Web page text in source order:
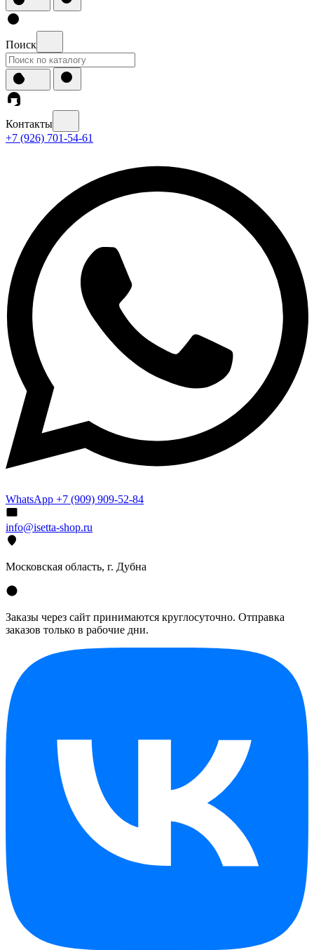
Поиск
Контакты
+7 (926) 701-54-61
WhatsApp +7 (909) 909-52-84
info@isetta-shop.ru
Московская область, г. Дубна
Заказы через сайт принимаются круглосуточно. Отправка
заказов только в рабочие дни.